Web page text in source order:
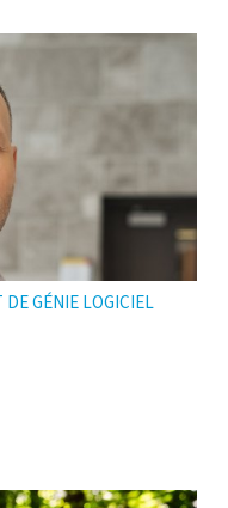
GÉNIE LOGICIEL